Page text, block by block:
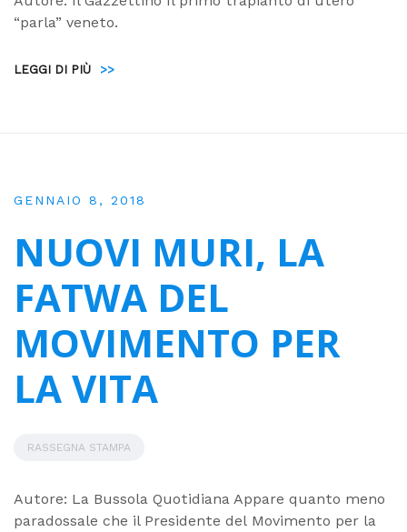
“parla” veneto.
LEGGI DI PIÙ >>
GENNAIO 8, 2018
NUOVI MURI, LA
FATWA DEL
MOVIMENTO PER
LA VITA
RASSEGNA STAMPA
Autore: La Bussola Quotidiana Appare quanto meno
paradossale che il Presidente del Movimento per la